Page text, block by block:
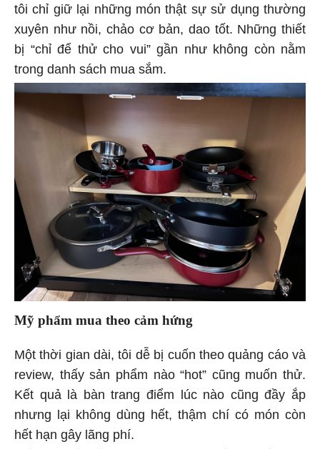
tôi chỉ giữ lại những món thật sự sử dụng thường
xuyên như nồi, chảo cơ bản, dao tốt. Những thiết
bị “chỉ để thử cho vui” gần như không còn nằm
trong danh sách mua sắm.
Mỹ phẩm mua theo cảm hứng
Một thời gian dài, tôi dễ bị cuốn theo quảng cáo và
review, thấy sản phẩm nào “hot” cũng muốn thử.
Kết quả là bàn trang điểm lúc nào cũng đầy ắp
nhưng lại không dùng hết, thậm chí có món còn
hết hạn gây lãng phí.